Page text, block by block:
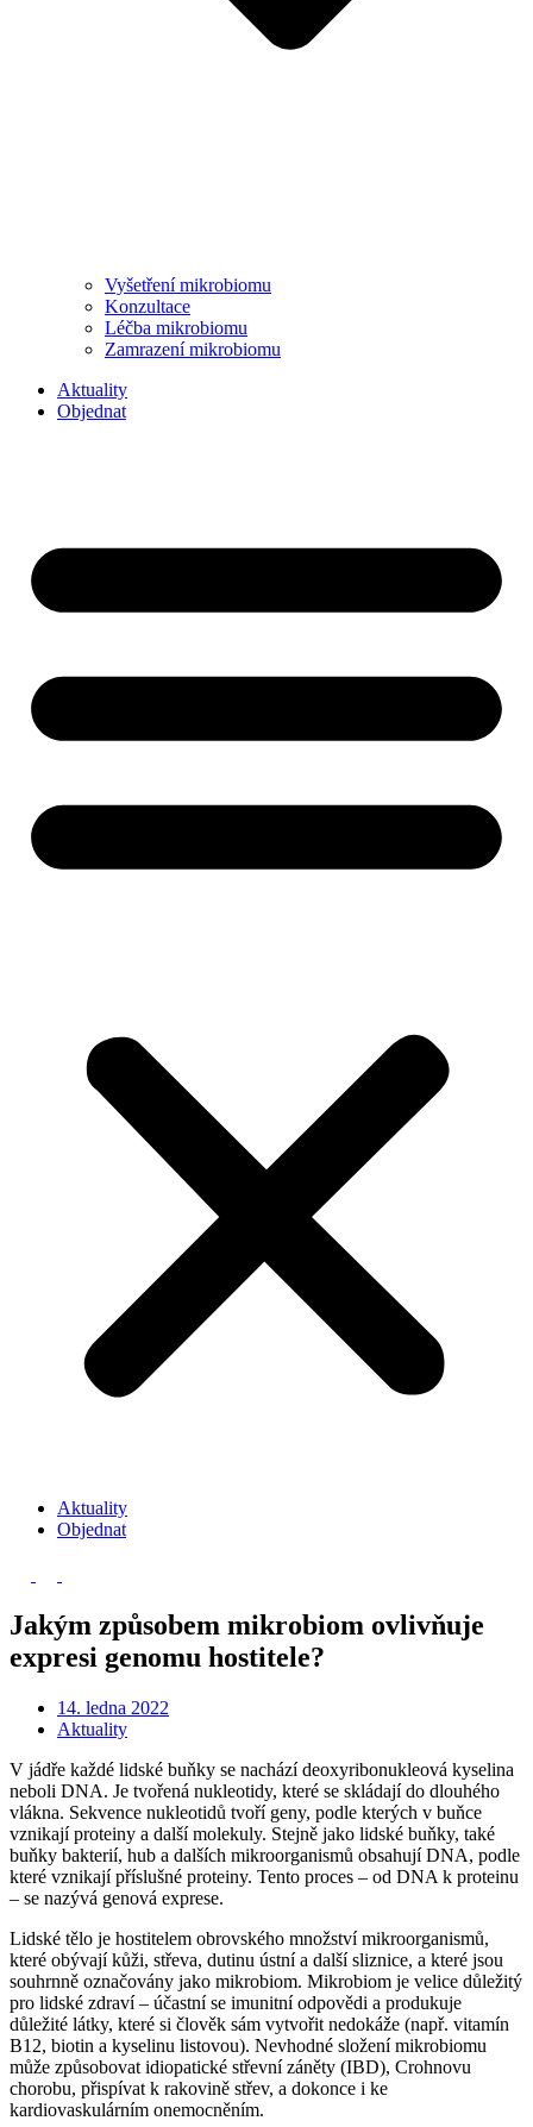
Vyšetření mikrobiomu
Konzultace
Léčba mikrobiomu
Zamrazení mikrobiomu
Aktuality
Objednat
Aktuality
Objednat
Jakým způsobem mikrobiom ovlivňuje
expresi genomu hostitele?
14. ledna 2022
Aktuality
V jádře každé lidské buňky se nachází deoxyribonukleová kyselina
neboli DNA. Je tvořená nukleotidy, které se skládají do dlouhého
vlákna. Sekvence nukleotidů tvoří geny, podle kterých v buňce
vznikají proteiny a další molekuly. Stejně jako lidské buňky, také
buňky bakterií, hub a dalších mikroorganismů obsahují DNA, podle
které vznikají příslušné proteiny. Tento proces – od DNA k proteinu
– se nazývá genová exprese.
Lidské tělo je hostitelem obrovského množství mikroorganismů,
které obývají kůži, střeva, dutinu ústní a další sliznice, a které jsou
souhrnně označovány jako mikrobiom. Mikrobiom je velice důležitý
pro lidské zdraví – účastní se imunitní odpovědi a produkuje
důležité látky, které si člověk sám vytvořit nedokáže (např. vitamín
B12, biotin a kyselinu listovou). Nevhodné složení mikrobiomu
může způsobovat idiopatické střevní záněty (IBD), Crohnovu
chorobu, přispívat k rakovině střev, a dokonce i ke
kardiovaskulárním onemocněním.